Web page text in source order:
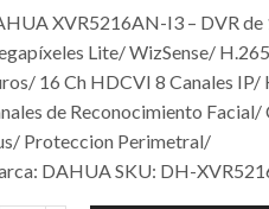
XVR5216AN-I3 – DVR de
Lite/ WizSense/
16 Ch HDCVI 8 Canales IP/
de Reconocimiento
Proteccion Perimetral/
DAHUA SKU: DH-